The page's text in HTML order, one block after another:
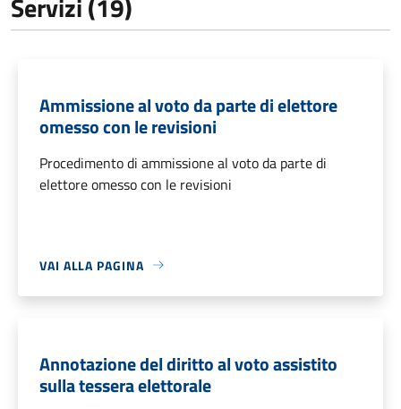
Ammissione al voto da parte di elettore
omesso con le revisioni
Procedimento di ammissione al voto da parte di
elettore omesso con le revisioni
VAI ALLA PAGINA
Annotazione del diritto al voto assistito
sulla tessera elettorale